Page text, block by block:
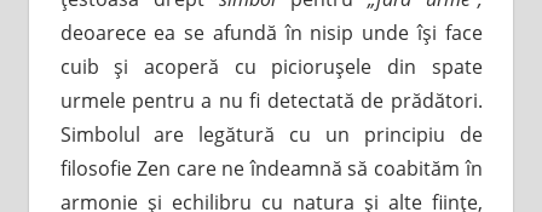
deoarece ea se afundă în nisip unde îşi face
cuib şi acoperă cu picioruşele din spate
urmele pentru a nu fi detectată de prădători.
Simbolul are legătură cu un principiu de
filosofie Zen care ne îndeamnă să coabităm în
armonie şi echilibru cu natura şi alte fiinţe,